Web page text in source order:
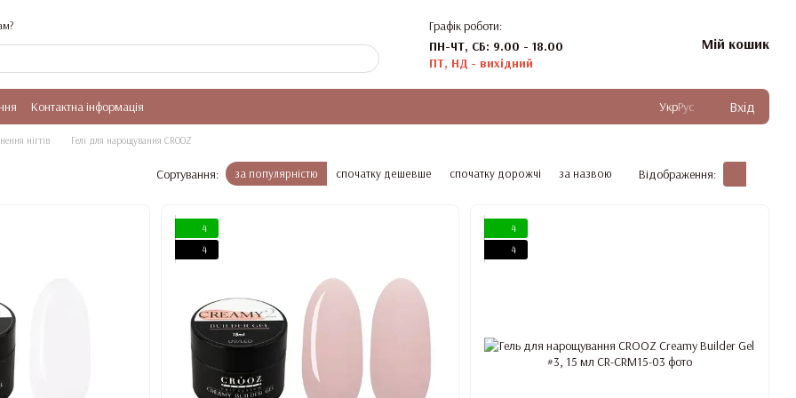
Графік роботи:
ПН-ЧТ, СБ: 9.00 - 18.00
ПТ, НД - вихідний
Мій кошик
Контактна інформація УкрРус Вхід
нігтів Гелі для нарощування CROOZ
Сортування: за популярністю спочатку дешевше спочатку дорожчі за назвою Відображення:
4
4
4
4